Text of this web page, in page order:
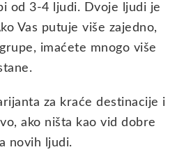
od 3-4 ljudi. Dvoje ljudi je
Vas putuje više zajedno,
imaćete mnogo više
za kraće destinacije i
ako ništa kao vid dobre
novih ljudi.